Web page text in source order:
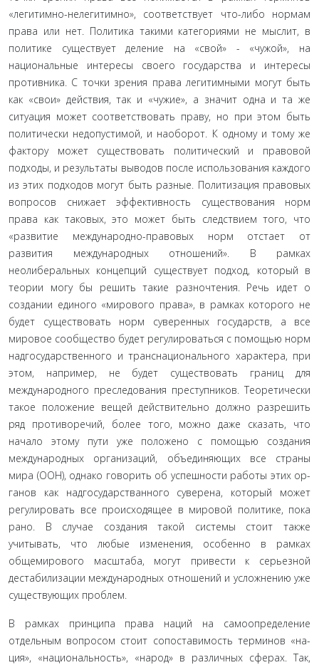
«легитимно-нелегитимно», со­ответствует что-либо нормам
права или нет. Политика таки­ми категориями не мыслит, в
политике существует деление на «свой» - «чужой», на
национальные интересы своего государ­ства и интересы
противника. С точки зрения права легитим­ными могут быть
как «свои» действия, так и «чужие», а значит одна и та же
ситуация может соответствовать праву, но при этом быть
политически недопустимой, и наоборот. К одному и тому же
фактору может существовать политический и пра­вовой
подходы, и результаты выводов после использования каждого
из этих подходов могут быть разные. Политизация правовых
вопросов снижает эффективность существования норм
права как таковых, это может быть следствием того, что
«развитие международно-правовых норм отстает от
развития международных отношений». В рамках
неолиберальных кон­цепций существует подход, который в
теории могу бы решить такие разночтения. Речь идет о
создании единого «мирового права», в рамках которого не
будет существовать норм суверен­ных государств, а все
мировое сообщество будет регулировать­ся с помощью норм
надгосударственного и транснациональ­ного характера, при
этом, например, не будет существовать границ для
международного преследования преступников. Теоретически
такое положение вещей действительно должно разрешить
ряд противоречий, более того, можно даже ска­зать, что
начало этому пути уже положено с помощью созда­ния
международных организаций, объединяющих все страны
мира (ООН), однако говорить об успешности работы этих ор­
ганов как надгосударстванного суверена, который может
регу­лировать все происходящее в мировой политике, пока
рано. В случае создания такой системы стоит также
учитывать, что лю­бые изменения, особенно в рамках
общемирового масштаба, могут привести к серьезной
дестабилизации международных отношений и усложнению уже
существующих проблем.
В рамках принципа права наций на самоопределение
отдельным вопросом стоит сопоставимость терминов «на­
ция», «национальность», «народ» в различных сферах. Так,